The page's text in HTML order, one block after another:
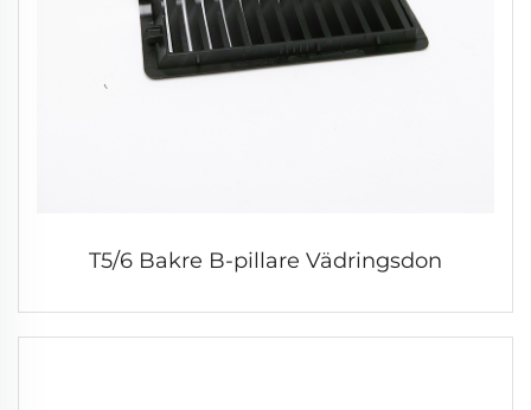
T5/6 Bakre B-pillare Vädringsdon